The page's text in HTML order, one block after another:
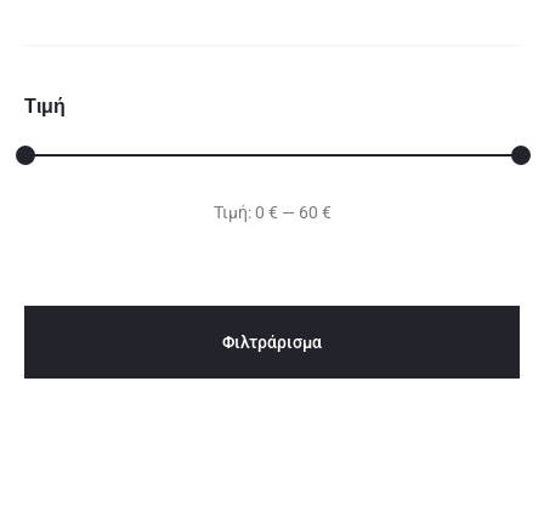
Τιμή
Φιλτράρισμα
Τιμή:0 € — 60 €